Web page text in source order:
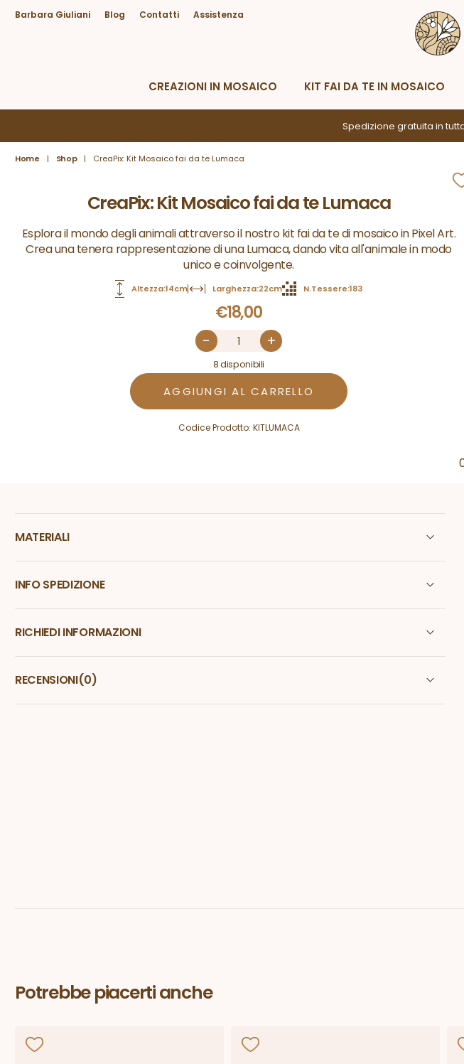
Hai bisogno di Aiuto? Metodi
Barbara Giuliani Blog Contatti Assistenza
CREAZIONI IN MOSAICO KIT FAI DA TE IN MOSAICO
Spedizione gratuita in
Home | Shop | CreaPix: Kit Mosaico fai da te Lumaca
CreaPix: Kit Mosaico fai da te Lumaca
Esplora il mondo degli animali attraverso il nostro kit fai da te di mosaico in Pixel Art.
Crea una tenera rappresentazione di una Lumaca, dando vita all'animale in modo
unico e coinvolgente.
Altezza:14cm Larghezza:22cm N.Tessere:183
€18,00
8 disponibili
- +
AGGIUNGI AL CARRELLO
Codice Prodotto: KITLUMACA
MATERIALI
INFO SPEDIZIONE
RICHIEDI INFORMAZIONI
RECENSIONI(0)
Potrebbe piacerti anche